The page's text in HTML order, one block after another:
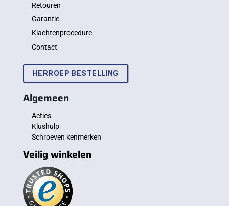
Retouren
Garantie
Klachtenprocedure
Contact
HERROEP BESTELLING
Algemeen
Acties
Klushulp
Schroeven kenmerken
Veilig winkelen